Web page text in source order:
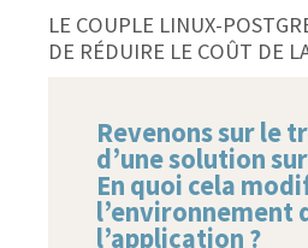
LE COUPLE LINUX-
DE RÉDUIRE LE COÛT DE
Revenons sur le
d’une solution
En quoi cela
l’environnement
l’application ?